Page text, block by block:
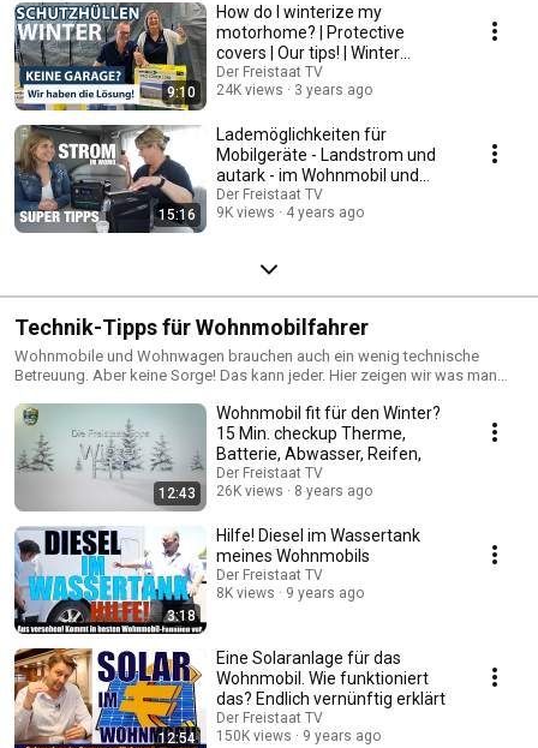
9:10
How do I winterize my
motorhome? | Protective
covers | Our tips! | Winter
accessories ❄
Der Freistaat TV
24K views
3 years ago
15:16
Lademöglichkeiten für
Mobilgeräte - Landstrom und
autark - im Wohnmobil und
Wohnwagen.
Der Freistaat TV
9K views
4 years ago
Technik-Tipps für Wohnmobilfahrer
Wohnmobile und Wohnwagen brauchen auch ein wenig technische
Betreuung. Aber keine Sorge! Das kann jeder. Hier zeigen wir was man
12:43
Wohnmobil fit für den Winter?
15 Min. checkup Therme,
Batterie, Abwasser, Reifen,
Der Freistaat TV
26K views
8 years ago
3:18
Hilfe! Diesel im Wassertank
meines Wohnmobils
Der Freistaat TV
8K views
9 years ago
12:54
Eine Solaranlage für das
Wohnmobil. Wie funktioniert
das? Endlich vernünftig erklärt
Der Freistaat TV
150K views
9 years ago